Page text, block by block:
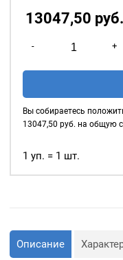
Основное
краёв отверстий, в
шнуры, тесьма, тросы
украшения изделия.
люверсов очень
13047,50 руб.
-
товара
Люверсы
стразами
9мм,
1000шт,
+
Вы собираетесь
13047,50 руб. на общую
1 уп. = 1 шт.
Описание